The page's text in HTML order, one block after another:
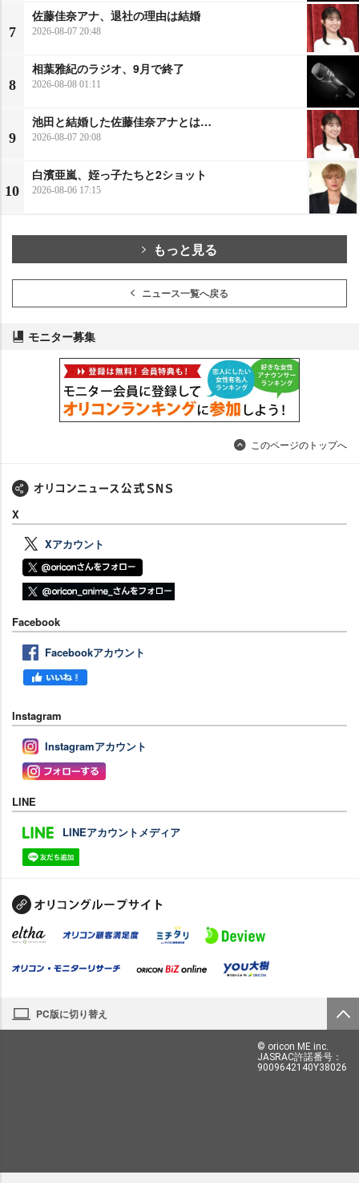
7
佐藤佳奈アナ、退社の理由は結婚
2026-08-07 20:48
8
相葉雅紀のラジオ、9月で終了
2026-08-08 01:11
9
池田と結婚した佐藤佳奈アナとは…
2026-08-07 20:08
10
白濱亜嵐、姪っ子たちと2ショット
2026-08-06 17:15
もっと見る
ニュース一覧へ戻る
モニター募集
このページのトップへ
X
Xアカウント
Facebook
Facebookアカウント
Instagram
Instagramアカウント
LINE
LINEアカウントメディア
PC版に切り替え
© oricon ME inc.
JASRAC許諾番号：
9009642140Y38026